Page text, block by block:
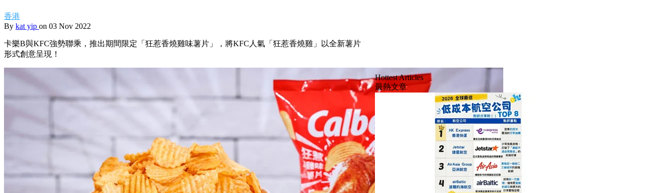
香港
By kat yip on 03 Nov 2022
卡樂B與KFC強勢聯乘，推出期間限定「狂惹香燒雞味薯片」，將KFC人氣「狂惹香燒雞」以全新薯片
形式創意呈現！
Hottest Articles
最熱文章